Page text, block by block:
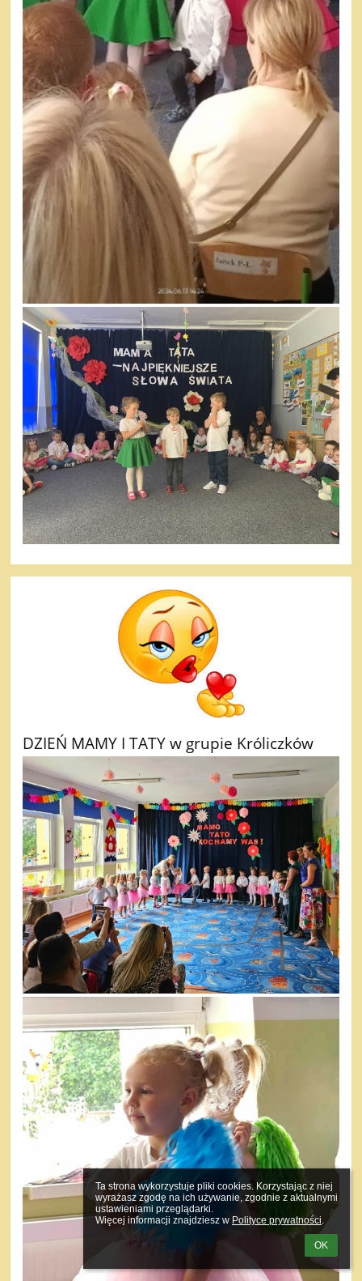
Ta strona wykorzystuje pliki cookies. Korzystając z niej
wyrażasz zgodę na ich używanie, zgodnie z aktualnymi
ustawieniami przeglądarki.
Więcej informacji znajdziesz w Polityce prywatności.
OK
DZIEŃ MAMY I TATY w grupie Króliczków